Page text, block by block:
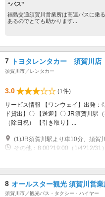
“バス”
福島交通須賀川営業所は高速バスに乗
あるのでとても助かります...
7 トヨタレンタカー 須賀川店
須賀川市／レンタカー
3.0
(1件)
サービス情報 【ワンウェイ】出発
ド貸出】〇 【送迎】〇 JR須賀川駅
（除日祝） 【引き取り】...
その他：8:00?19:00（1/4?12/31
8 オールスター観光 須賀川営業
須賀川市／観光バス・タクシー・ハイヤー